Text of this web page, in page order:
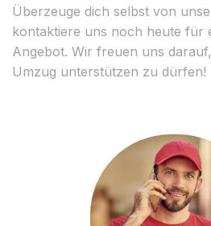
Überzeuge dich selbst von
kontaktiere uns noch heute für
Angebot. Wir freuen uns
Umzug unterstützen zu dürfen!